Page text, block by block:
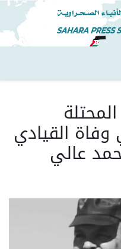
القيادي
عالي